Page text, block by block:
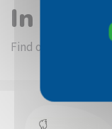
In the
Find other